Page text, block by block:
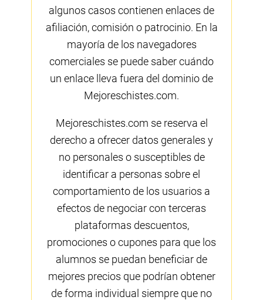
algunos casos contienen enlaces de
afiliación, comisión o patrocinio. En la
mayoría de los navegadores
comerciales se puede saber cuándo
un enlace lleva fuera del dominio de
Mejoreschistes.com.
Mejoreschistes.com se reserva el
derecho a ofrecer datos generales y
no personales o susceptibles de
identificar a personas sobre el
comportamiento de los usuarios a
efectos de negociar con terceras
plataformas descuentos,
promociones o cupones para que los
alumnos se puedan beneficiar de
mejores precios que podrían obtener
de forma individual siempre que no